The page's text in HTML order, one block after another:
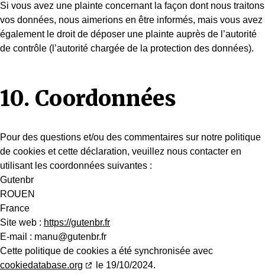
Si vous avez une plainte concernant la façon dont nous traitons
vos données, nous aimerions en être informés, mais vous avez
également le droit de déposer une plainte auprès de l’autorité
de contrôle (l’autorité chargée de la protection des données).
10. Coordonnées
Pour des questions et/ou des commentaires sur notre politique
de cookies et cette déclaration, veuillez nous contacter en
utilisant les coordonnées suivantes :
Gutenbr
ROUEN
France
Site web : https://gutenbr.fr
E-mail : manu@gutenbr.fr
Cette politique de cookies a été synchronisée avec
cookiedatabase.org
le 19/10/2024.